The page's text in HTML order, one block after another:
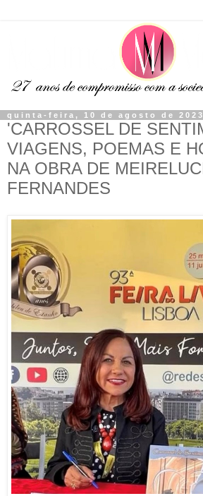
quinta-feira, 10 de agosto de 2023
'CARROSSEL DE
VIAGENS, POEMAS E
NA OBRA DE
FERNANDES